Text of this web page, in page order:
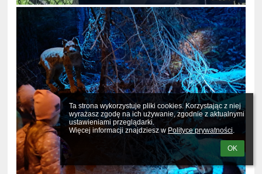
Ta strona wykorzystuje pliki cookies. Korzystając z niej
wyrażasz zgodę na ich używanie, zgodnie z aktualnymi
ustawieniami przeglądarki.
Więcej informacji znajdziesz w Polityce prywatności.
OK